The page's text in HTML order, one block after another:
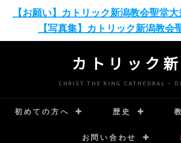
【お願い】カトリック新潟教会聖堂
【写真集】カトリック新潟教
カトリック
CHRIST THE KING CATHEDRAL –
初めての方へ 歴史
お問い合わせ